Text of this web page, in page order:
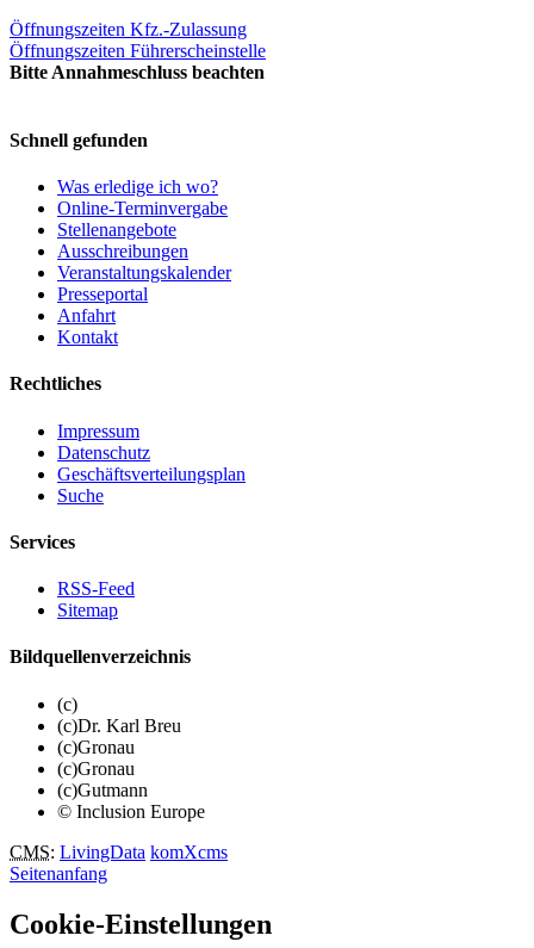
Öffnungszeiten Kfz.-Zulassung
Öffnungszeiten Führerscheinstelle
Bitte Annahmeschluss beachten
Schnell gefunden
Was erledige ich wo?
Online-Terminvergabe
Stellenangebote
Ausschreibungen
Veranstaltungskalender
Presseportal
Anfahrt
Kontakt
Rechtliches
Impressum
Datenschutz
Geschäftsverteilungsplan
Suche
Services
RSS-Feed
Sitemap
Bildquellenverzeichnis
(c)
(c)Dr. Karl Breu
(c)Gronau
(c)Gronau
(c)Gutmann
© Inclusion Europe
CMS: LivingData komXcms
Seitenanfang
Cookie-Einstellungen